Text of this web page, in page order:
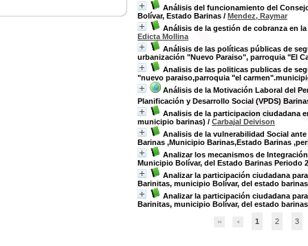
Análisis del funcionamiento del
Bolívar, Estado Barinas / Mendez, Raymar
Análisis de la gestión de cobranza en
Edicta Mollina
Análisis de las políticas públicas de
urbanización "Nuevo Paraiso", parroquia "El
Analisis de las politicas publicas de
"nuevo paraiso,parroquia "el
Análisis de la Motivación Laboral del
Planificación y Desarrollo Social (VPDS)
Analisis de la participacion ciudadana
municipio barinas) / Carbajal Deivison
Analisis de la vulnerabilidad Social
Barinas ,Municipio Barinas,Estado Barinas
Analizar los mecanismos de
Municipio Bolívar, del Estado Barinas Periodo
Analizar la participación ciudadana
Barinitas, municipio Bolívar, del estado
Analizar la participación ciudadana
Barinitas, municipio Bolívar, del estado
1 2 3